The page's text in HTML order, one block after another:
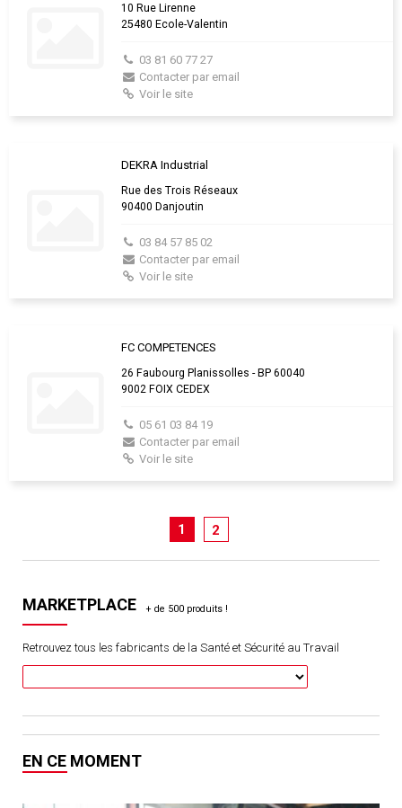
10 Rue Lirenne
25480 Ecole-Valentin
03 81 60 77 27
Contacter par email
Voir le site
DEKRA Industrial
Rue des Trois Réseaux
90400 Danjoutin
03 84 57 85 02
Contacter par email
Voir le site
FC COMPETENCES
26 Faubourg Planissolles - BP 60040
9002 FOIX CEDEX
05 61 03 84 19
Contacter par email
Voir le site
1 2
MARKETPLACE
Retrouvez tous les fabricants de la Santé et Sécurité au Travail
EN CE MOMENT